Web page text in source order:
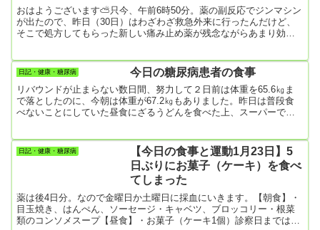
おはようございます⛅只今、午前6時50分。薬の副反応でジンマシン
が出たので、昨日（30日）はわざわざ救急外来に行ったんだけど、
そこで処方してもらった新しい痛み止め薬が残念ながらあまり効き
をのぞいたり、テレビを見て時間を過ごしている。散歩に出かけよ
うとも思ったのですが、外はまだ真っ暗！ 車に撥ねられてもつま
らないので、それは止めにしました。【朝食】・目玉焼き、はんぺ
ん、キャベツ...
日記・健康・糖尿病 今日の糖尿病患者の食事
リバウンドが止まらない数日間、努力して２日前は体重を65.6㎏ま
で落としたのに、今朝は体重が67.2㎏もありました。昨日は普段食
べないことにしていた昼食にざるうどんを食べた上、スーパーでク
現在、23時。もう、リバウンドが止まらない！どうしたらいいの(-
_-;)食べた分を消化しようと、一昨日までは腕立て伏せとかスクワッ
トとかかかとの上下動とか何とか頑張ってたけど、昨日から疲れて
日記・健康・糖尿病
【今日の食事と運動1月23日】5
日ぶりにお菓子（ケーキ）を食べ
てしまった
薬は後4日分。なので金曜日か土曜日に採血にいきます。【朝食】・
目玉焼き、はんぺん、ソーセージ・キャベツ、ブロッコリー・根菜
類のコンソメスープ【昼食】・お菓子（ケーキ1個）診察日まではお